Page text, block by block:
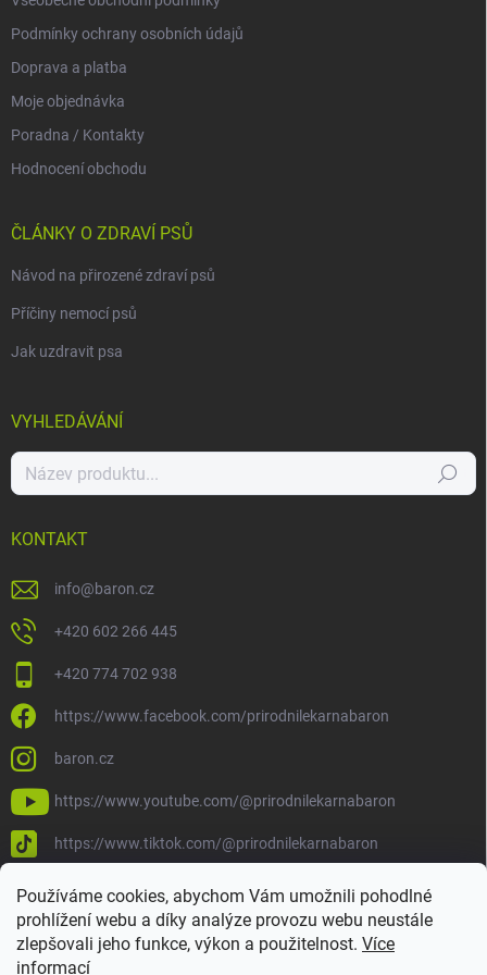
Používáme cookies, abychom Vám umožnili pohodlné
prohlížení webu a díky analýze provozu webu neustále
zlepšovali jeho funkce, výkon a použitelnost. Více
informací
Podmínky ochrany osobních údajů
Doprava a platba
Moje objednávka
Poradna / Kontakty
Hodnocení obchodu
ČLÁNKY O ZDRAVÍ PSŮ
Návod na přirozené zdraví psů
Příčiny nemocí psů
Jak uzdravit psa
VYHLEDÁVÁNÍ
Hledat
KONTAKT
info@baron.cz
+420 602 266 445
+420 774 702 938
https://www.facebook.com/prirodnilekarnabaron
baron.cz
https://www.youtube.com/@prirodnilekarnabaron
https://www.tiktok.com/@prirodnilekarnabaron